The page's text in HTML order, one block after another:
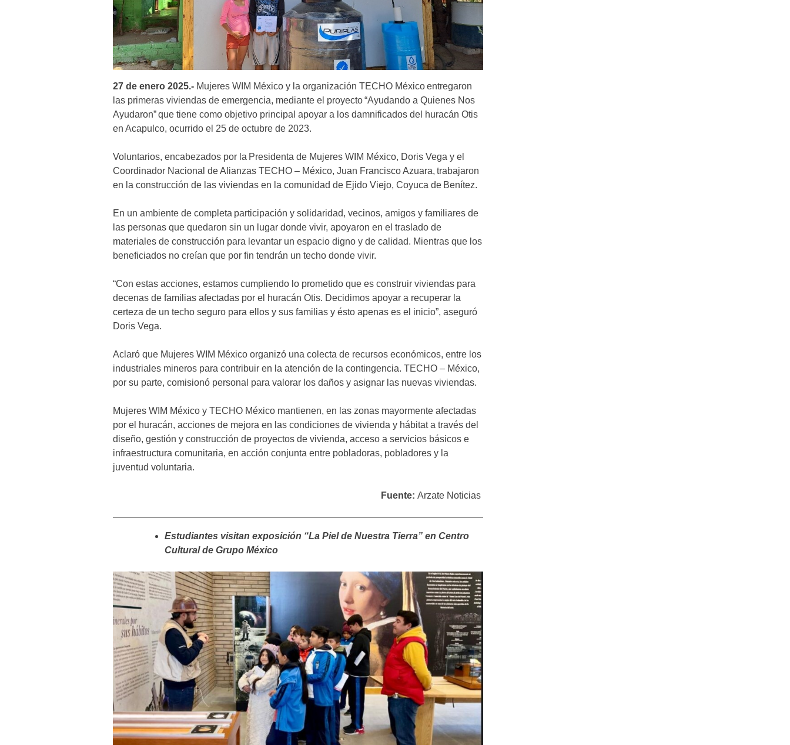
27 de enero 2025.- Mujeres WIM México y la organización TECHO México entregaron
las primeras viviendas de emergencia, mediante el proyecto “Ayudando a Quienes Nos
Ayudaron” que tiene como objetivo principal apoyar a los damnificados del huracán Otis
en Acapulco, ocurrido el 25 de octubre de 2023.
Voluntarios, encabezados por la Presidenta de Mujeres WIM México, Doris Vega y el
Coordinador Nacional de Alianzas TECHO – México, Juan Francisco Azuara, trabajaron
en la construcción de las viviendas en la comunidad de Ejido Viejo, Coyuca de Benítez.
En un ambiente de completa participación y solidaridad, vecinos, amigos y familiares de
las personas que quedaron sin un lugar donde vivir, apoyaron en el traslado de
materiales de construcción para levantar un espacio digno y de calidad. Mientras que los
beneficiados no creían que por fin tendrán un techo donde vivir.
“Con estas acciones, estamos cumpliendo lo prometido que es construir viviendas para
decenas de familias afectadas por el huracán Otis. Decidimos apoyar a recuperar la
certeza de un techo seguro para ellos y sus familias y ésto apenas es el inicio”, aseguró
Doris Vega.
Aclaró que Mujeres WIM México organizó una colecta de recursos económicos, entre los
industriales mineros para contribuir en la atención de la contingencia. TECHO – México,
por su parte, comisionó personal para valorar los daños y asignar las nuevas viviendas.
Mujeres WIM México y TECHO México mantienen, en las zonas mayormente afectadas
por el huracán, acciones de mejora en las condiciones de vivienda y hábitat a través del
diseño, gestión y construcción de proyectos de vivienda, acceso a servicios básicos e
infraestructura comunitaria, en acción conjunta entre pobladoras, pobladores y la
juventud voluntaria.
Fuente: Arzate Noticias
Estudiantes visitan exposición “La Piel de Nuestra Tierra” en Centro
Cultural de Grupo México